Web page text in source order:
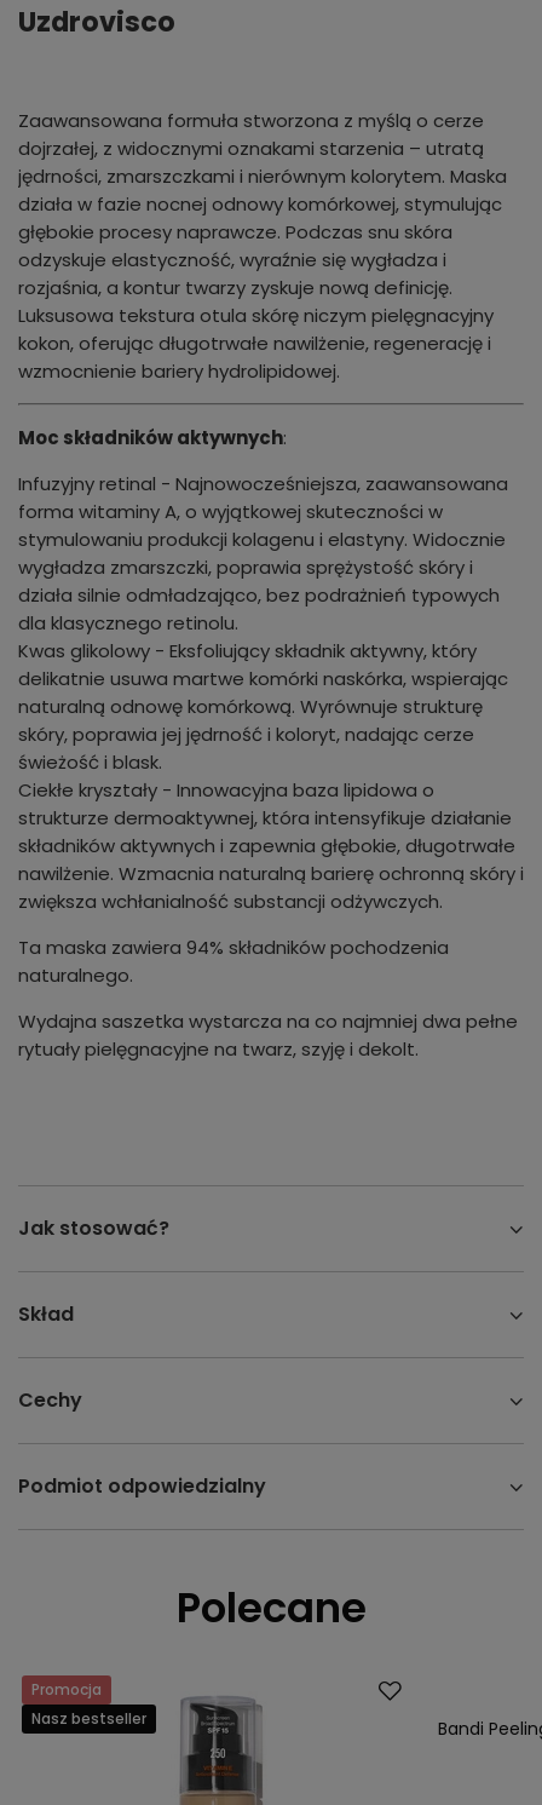
Uzdrovisco
Zaawansowana formuła stworzona z myślą o cerze
dojrzałej, z widocznymi oznakami starzenia – utratą
jędrności, zmarszczkami i nierównym kolorytem. Maska
działa w fazie nocnej odnowy komórkowej, stymulując
głębokie procesy naprawcze. Podczas snu skóra
odzyskuje elastyczność, wyraźnie się wygładza i
rozjaśnia, a kontur twarzy zyskuje nową definicję.
Luksusowa tekstura otula skórę niczym pielęgnacyjny
kokon, oferując długotrwałe nawilżenie, regenerację i
wzmocnienie bariery hydrolipidowej.
Moc składników aktywnych:
Infuzyjny retinal - Najnowocześniejsza, zaawansowana
forma witaminy A, o wyjątkowej skuteczności w
stymulowaniu produkcji kolagenu i elastyny. Widocznie
wygładza zmarszczki, poprawia sprężystość skóry i
działa silnie odmładzająco, bez podrażnień typowych
dla klasycznego retinolu.
Kwas glikolowy - Eksfoliujący składnik aktywny, który
delikatnie usuwa martwe komórki naskórka, wspierając
naturalną odnowę komórkową. Wyrównuje strukturę
skóry, poprawia jej jędrność i koloryt, nadając cerze
świeżość i blask.
Ciekłe kryształy - Innowacyjna baza lipidowa o
strukturze dermoaktywnej, która intensyfikuje działanie
składników aktywnych i zapewnia głębokie, długotrwałe
nawilżenie. Wzmacnia naturalną barierę ochronną skóry i
zwiększa wchłanialność substancji odżywczych.
Ta maska zawiera 94% składników pochodzenia
naturalnego.
Wydajna saszetka wystarcza na co najmniej dwa pełne
rytuały pielęgnacyjne na twarz, szyję i dekolt.
Jak stosować?
Skład
Cechy
Podmiot odpowiedzialny
Polecane
Promocja
Nasz bestseller
Bandi